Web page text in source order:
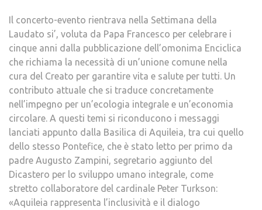
Il concerto-evento rientrava nella Settimana della
Laudato si’, voluta da Papa Francesco per celebrare i
cinque anni dalla pubblicazione dell’omonima Enciclica
che richiama la necessità di un’unione comune nella
cura del Creato per garantire vita e salute per tutti. Un
contributo attuale che si traduce concretamente
nell’impegno per un’ecologia integrale e un’economia
circolare. A questi temi si riconducono i messaggi
lanciati appunto dalla Basilica di Aquileia, tra cui quello
dello stesso Pontefice, che è stato letto per primo da
padre Augusto Zampini, segretario aggiunto del
Dicastero per lo sviluppo umano integrale, come
stretto collaboratore del cardinale Peter Turkson:
«Aquileia rappresenta l’inclusività e il dialogo